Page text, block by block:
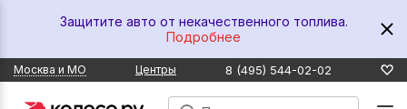
Защитите авто от некачественного топлива.
Подробнее
Москва и МО Центры 8 (495) 544-02-02